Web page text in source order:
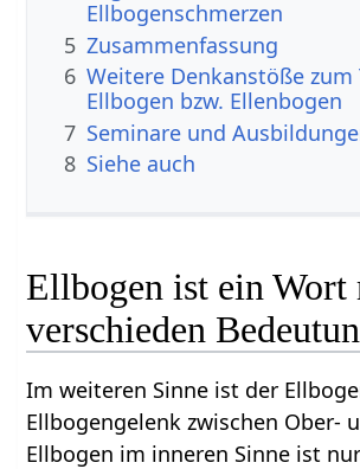
Ellbogenschmerzen
5 Zusammenfassung
6 Weitere Denkanstöße zum
Ellbogen bzw. Ellenbogen
7 Seminare und
8 Siehe auch
Ellbogen ist ein Wort
verschieden
Im weiteren Sinne ist der
Ellbogengelenk zwischen Ober-
Ellbogen im inneren Sinne ist